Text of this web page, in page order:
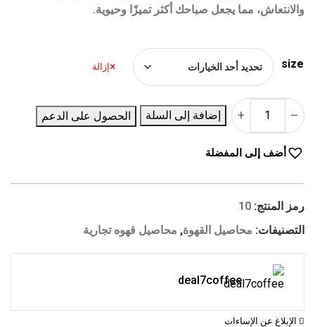
والانتعاش، مما يجعل صباحك أكثر تميزًا وحيوية.
size إزالة
–
+ إضافة إلى السلة الحصول على الدعم
أضف إلى المفضلة
رمز المنتج: 10
التصنيفات: محاصيل القهوة, محاصيل قهوه تجارية
deal7coffee
الإبلاغ عن الإساءات